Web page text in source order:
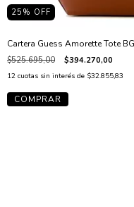
25 % OFF
Cartera Guess Amorette Tote
$525.695,00 $394.270,00
12 cuotas sin interés de $32.855,83